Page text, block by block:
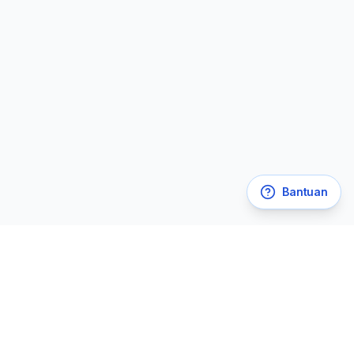
Bantuan